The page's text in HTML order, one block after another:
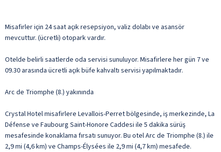
Misafirler için 24 saat açık resepsiyon, valiz dolabı ve asansör
mevcuttur. (ücretli) otopark vardır.
Otelde belirli saatlerde oda servisi sunuluyor. Misafirlere her gün 7 ve
09.30 arasında ücretli açık büfe kahvaltı servisi yapılmaktadır.
Arc de Triomphe (8.) yakınında
Crystal Hotel misafirlere Levallois-Perret bölgesinde, iş merkezinde, La
Défense ve Faubourg Saint-Honore Caddesi ile 5 dakika sürüş
mesafesinde konaklama fırsatı sunuyor. Bu otel Arc de Triomphe (8.) ile
2,9 mi (4,6 km) ve Champs-Élysées ile 2,9 mi (4,7 km) mesafede.